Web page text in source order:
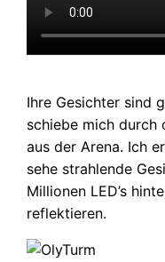
Ihre Gesichter sind
schiebe mich durch
aus der Arena. Ich
sehe strahlende
Millionen LED’s
reflektieren.